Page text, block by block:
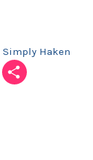
Simply Haken
Em